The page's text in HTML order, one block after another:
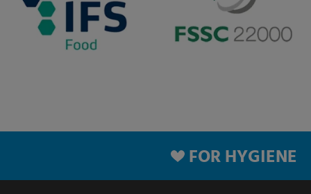
FOR HYGIENE